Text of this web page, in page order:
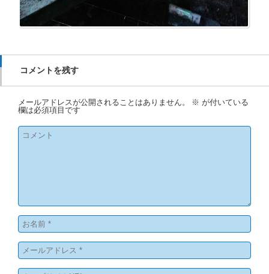
コメントを残す
メールアドレスが公開されることはありません。 ※ が付いている
欄は必須項目です